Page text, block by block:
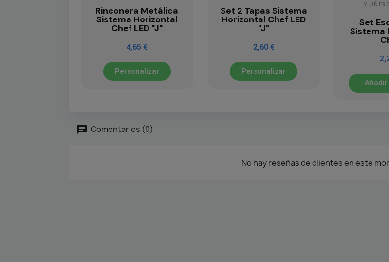
Rinconera Metálica
Sistema Horizontal
Chef LED "J"
4,65 €
Personalizar
Set 2 Tapas Sistema
Horizontal Chef LED
"J"
2,60 €
Personalizar
Y
Set
Sistema
Comentarios (0)
No hay reseñas de clientes en este